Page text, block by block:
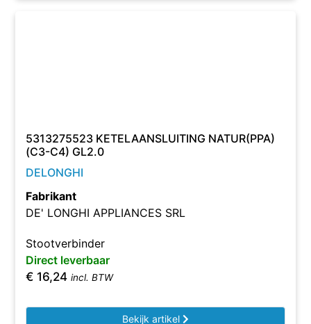
5313275523 KETELAANSLUITING NATUR(PPA)
(C3-C4) GL2.0
DELONGHI
Fabrikant
DE' LONGHI APPLIANCES SRL
Stootverbinder
Direct leverbaar
€ 16,24 incl. BTW
Bekijk artikel